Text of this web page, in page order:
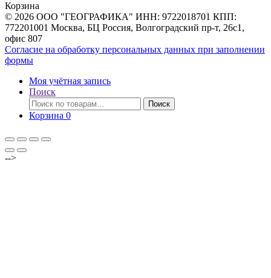
Корзина
© 2026 ООО "ГЕОГРАФИКА" ИНН: 9722018701 КПП:
772201001 Москва, БЦ Россия, Волгоградский пр-т, 26с1,
офис 807
Согласие на обработку персональных данных при заполнении
формы
Моя учётная запись
Поиск
Искать:
Поиск
Корзина 0
-->